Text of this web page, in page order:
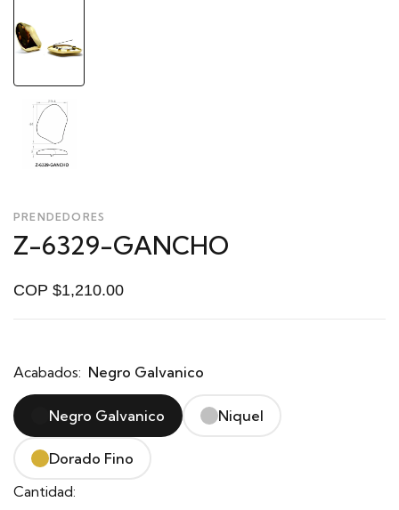
PRENDEDORES
Z-6329-GANCHO
COP $1,210.00
Acabados: Negro Galvanico
Negro Galvanico Niquel
Dorado Fino
Cantidad: